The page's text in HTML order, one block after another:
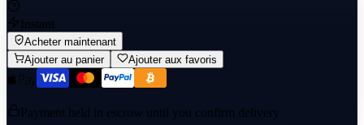
Instant
Acheter maintenant
Ajouter au panier
Ajouter aux favoris
Payment held in escrow until you confirm delivery